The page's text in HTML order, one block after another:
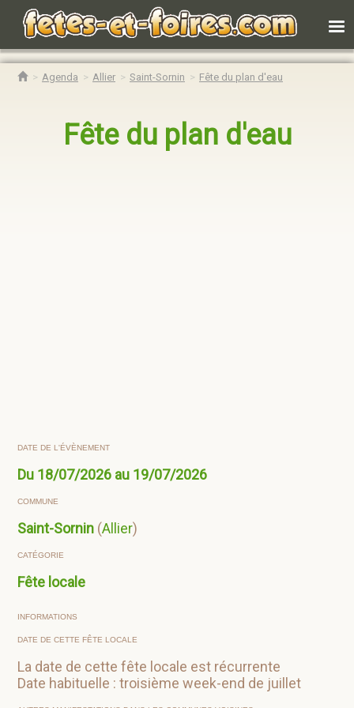
Agenda Allier Saint-Sornin Fête du plan d'eau
Fête du plan d'eau
DATE DE L'ÉVÈNEMENT
Du 18/07/2026 au 19/07/2026
COMMUNE
Saint-Sornin (Allier)
CATÉGORIE
Fête locale
INFORMATIONS
DATE DE CETTE FÊTE LOCALE
La date de cette fête locale est récurrente
Date habituelle : troisième week-end de juillet